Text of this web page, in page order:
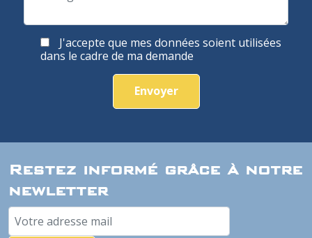
J'accepte que mes données soient utilisées
dans le cadre de ma demande
Envoyer
Restez informé grâce à notre
newletter